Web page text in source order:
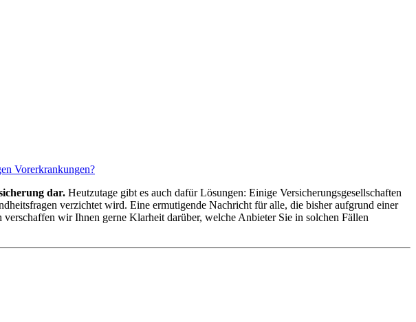
dar. Heutzutage gibt es auch dafür Lösungen: Einige Versicherungsgesellschaften
verzichtet wird. Eine ermutigende Nachricht für alle, die bisher aufgrund einer
wir Ihnen gerne Klarheit darüber, welche Anbieter Sie in solchen Fällen